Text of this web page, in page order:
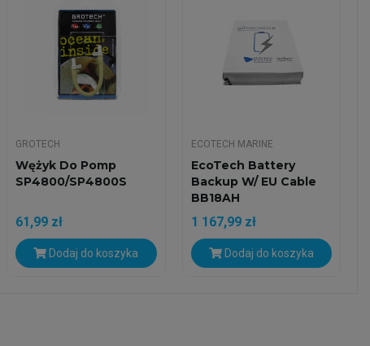
GROTECH
Wężyk Do Pomp
SP4800/SP4800S
61,99 zł
Dodaj do koszyka
ECOTECH MARINE
EcoTech Battery
Backup W/ EU Cable
BB18AH
1 167,99 zł
Dodaj do koszyka